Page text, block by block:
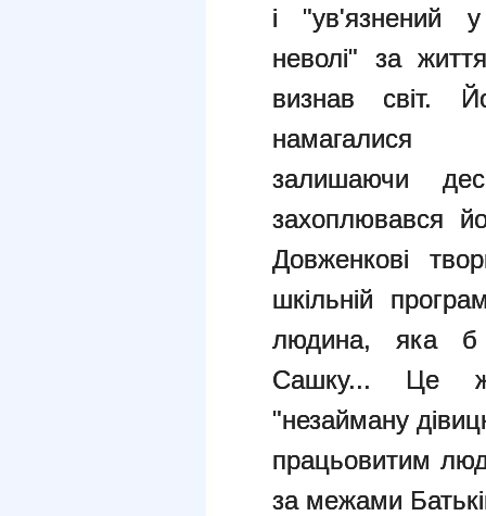
і "ув'язнений у
неволі" за
визнав світ.
намагалися
залишаючи
захоплювався
Довженкові
шкільній
людина, яка б
Сашку... Це ж
"незайману
працьовитим
за межами